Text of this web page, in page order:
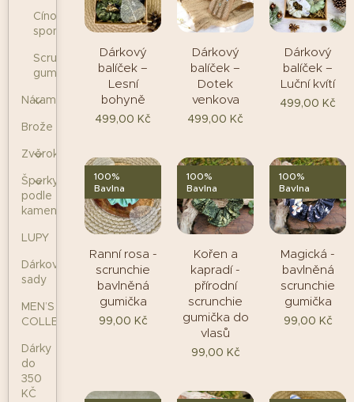
Cínované
spony
Scrunchie
gumičky
Náramky
Brože
Zvěrokruh
Šperky
podle
kamenů
LUPY
Dárkové
sady
MEN’S
COLLECTION
Dárky
do
350
KČ
Dárkový
balíček –
Lesní
bohyně
499,00 Kč
Dárkový
balíček –
Dotek
venkova
499,00 Kč
Dárkový
balíček –
Luční kvítí
499,00 Kč
Ranní rosa -
scrunchie
bavlněná
gumička
100%
Bavlna
99,00 Kč
Kořen a
kapradí -
přírodní
scrunchie
gumička do
vlasů
100%
Bavlna
99,00 Kč
Magická -
bavlněná
scrunchie
gumička
100%
Bavlna
99,00 Kč